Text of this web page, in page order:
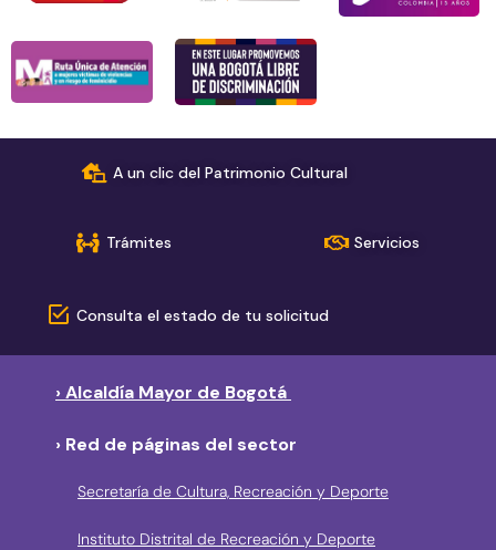
A un clic del Patrimonio Cultural
Trámites Servicios
Consulta el estado de tu solicitud
› Alcaldía Mayor de Bogotá
› Red de páginas del sector
Secretaría de Cultura, Recreación y Deporte
Instituto Distrital de Recreación y Deporte